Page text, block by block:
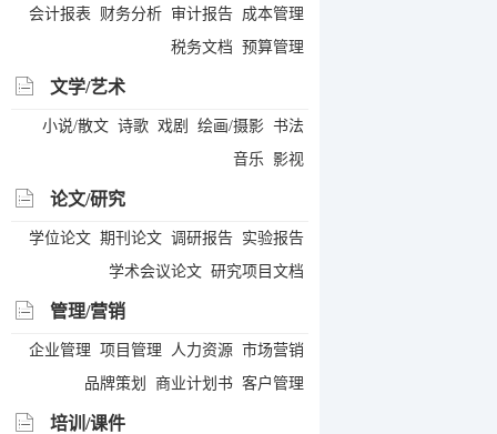
会计报表 财务分析 审计报告 成本管理
税务文档 预算管理
文学/艺术
小说/散文 诗歌 戏剧 绘画/摄影 书法
音乐
影视
论文/研究
学位论文 期刊论文 调研报告 实验报告
学术会议论文 研究项目文档
管理/营销
企业管理 项目管理 人力资源 市场营销
品牌策划
商业计划书 客户管理
培训/课件